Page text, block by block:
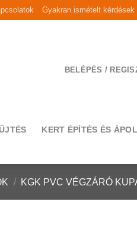
Gyakran ismételt kérdések
BELÉPÉS /
KERT ÉPÍTÉS ÉS
/ KGK PVC VÉGZÁRÓ